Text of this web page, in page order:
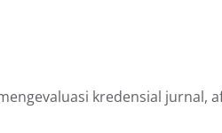
kredensial jurnal,